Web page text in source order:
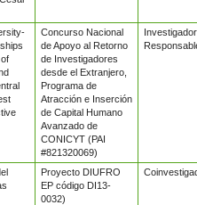
Concurso Nacional
de Apoyo al Retorno
de Investigadores
desde el Extranjero,
Programa de
Atracción e Inserción
de Capital Humano
Avanzado de
CONICYT (PAI
#821320069)
Investigador
Proyecto DIUFRO
EP código DI13-
0032)